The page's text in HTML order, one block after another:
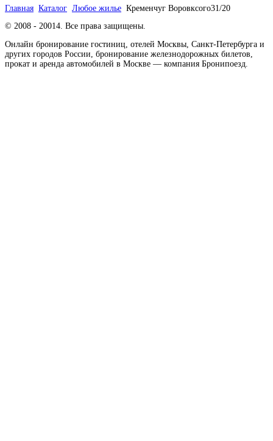
Главная Каталог Любое жилье Кременчуг Воровксого31/20
© 2008 - 20014. Все права защищены.
Онлайн бронирование гостиниц, отелей Москвы, Санкт-Петербурга и
других городов России, бронирование железнодорожных билетов,
прокат и аренда автомобилей в Москве — компания Бронипоезд.